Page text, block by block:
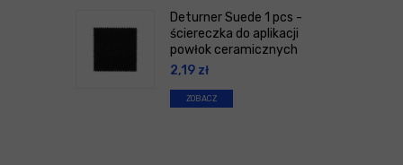
Deturner Suede 1 pcs -
ściereczka do aplikacji
powłok ceramicznych
2,19 zł
ZOBACZ